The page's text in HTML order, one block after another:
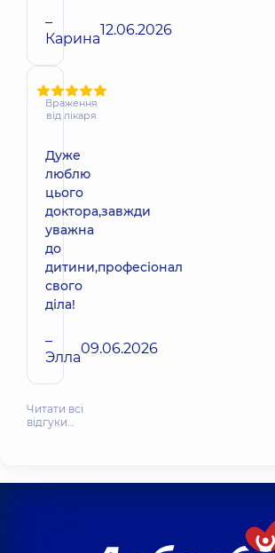
–
Карина12.06.2026
Враження
від лікаря
Дуже
люблю
цього
доктора,завжди
уважна
до
дитини,професіонал
свого
діла!
–
Элла09.06.2026
Читати всі
відгуки…